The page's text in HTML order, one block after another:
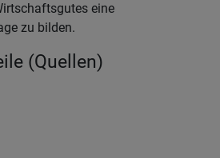
eine
zu bilden.
(Quellen)